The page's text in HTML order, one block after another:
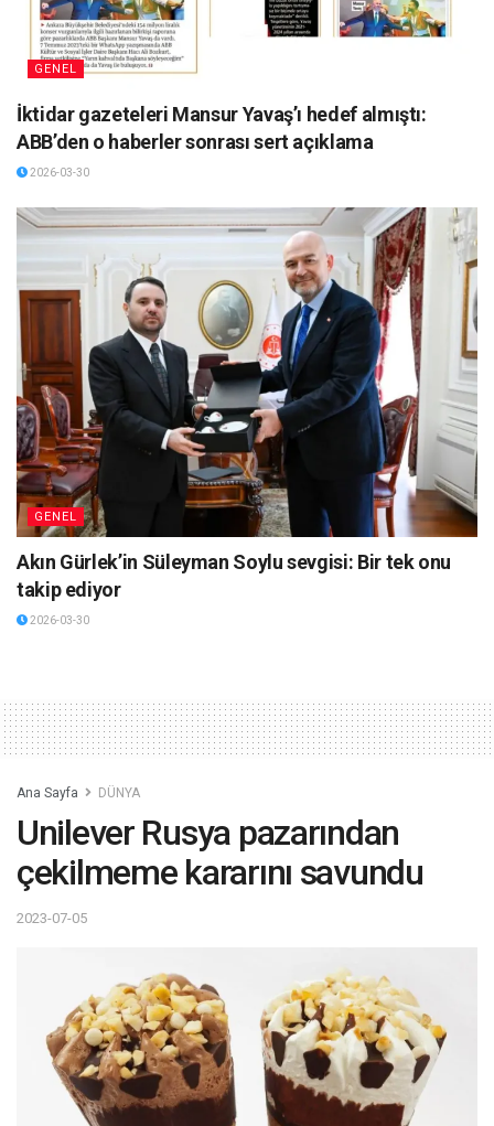
GENEL
İktidar gazeteleri Mansur Yavaş’ı hedef almıştı:
ABB’den o haberler sonrası sert açıklama
2026-03-30
GENEL
Akın Gürlek’in Süleyman Soylu sevgisi: Bir tek onu
takip ediyor
2026-03-30
Ana Sayfa DÜNYA
Unilever Rusya pazarından
çekilmeme kararını savundu
2023-07-05